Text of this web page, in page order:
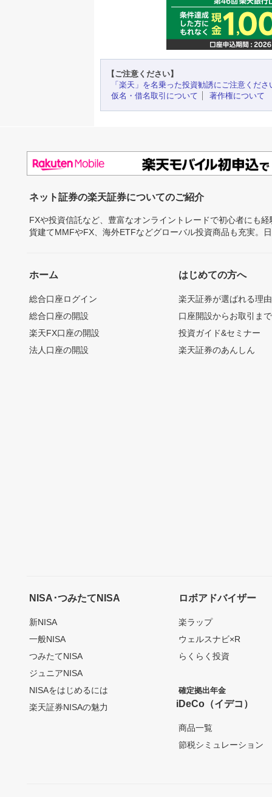
【ご注意ください】
「楽天」を名乗った投資勧誘にご注意くださ
仮名・借名取引について
著作権について
ネット証券の楽天証券についてのご紹介
FXや投資信託など、豊富なオンライントレードで初心者にも
貨建てMMFやFX、海外ETFなどグローバル投資商品も充実。
ホーム
総合口座ログイン
総合口座の開設
楽天FX口座の開設
法人口座の開設
はじめての方へ
楽天証券が選ばれる理由
口座開設からお取引ま
投資ガイド&セミナー
楽天証券のあんしん
NISA･つみたてNISA
新NISA
一般NISA
つみたてNISA
ジュニアNISA
NISAをはじめるには
楽天証券NISAの魅力
ロボアドバイザー
楽ラップ
ウェルスナビ×R
らくらく投資
確定拠出年金
iDeCo（イデコ）
商品一覧
節税シミュレーション